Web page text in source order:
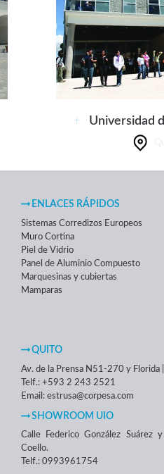
+ Universidad
ENLACES RÁPIDOS
Sistemas Corredizos Europeos
Muro Cortina
Piel de Vidrio
Panel de Aluminio Compuesto
Marquesinas y cubiertas
Mamparas
QUITO
Av. de la Prensa N51-270 y Florida |
Telf.: +593 2 243 2521
Email: estrusa@corpesa.com
SHOWROOM UIO
Calle Federico González Suárez
Coello.
Telf.: 0993961754